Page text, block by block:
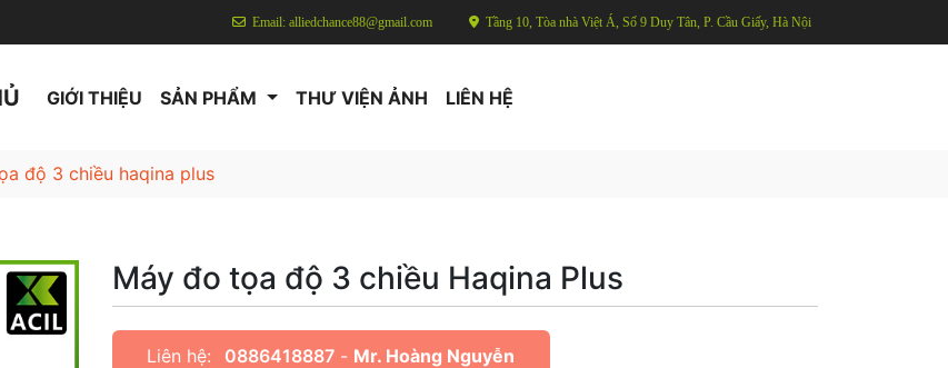
Email: alliedchance88@gmail.com Tầng 10, Tòa nhà Việt Á, Số 9 Duy Tân, P. Cầu Giấy, Hà Nội
GIỚI THIỆU SẢN PHẨM THƯ VIỆN ẢNH LIÊN HỆ
độ 3 chiều haqina plus
Máy đo tọa độ 3 chiều Haqina Plus
Liên hệ: 0886418887 - Mr. Hoàng Nguyễn